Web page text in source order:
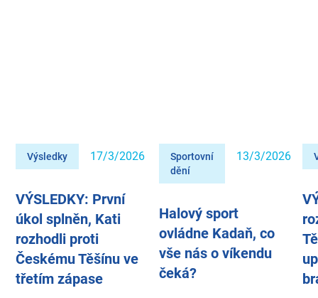
Výsledky 17/3/2026
VÝSLEDKY: První
úkol splněn, Kati
rozhodli proti
Českému Těšínu ve
třetím zápase
Sportovní
dění
13/3/2026
Halový sport
ovládne Kadaň, co
vše nás o víkendu
čeká?